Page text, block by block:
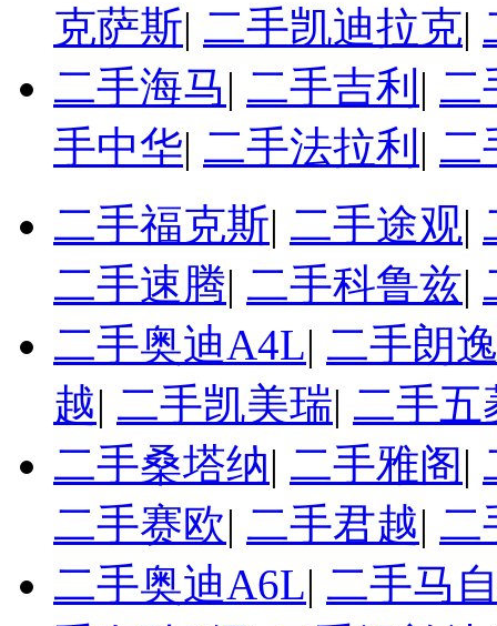
克萨斯| 二手凯迪拉克|
二手海马| 二手吉利 | 二
手中华| 二手法拉利 | 二
二手福克斯| 二手途观|
二手速腾| 二手科鲁兹|
二手奥迪A4L| 二手朗
越| 二手凯美瑞| 二手五
二手桑塔纳| 二手雅阁|
二手赛欧| 二手君越| 二
二手奥迪A6L| 二手马